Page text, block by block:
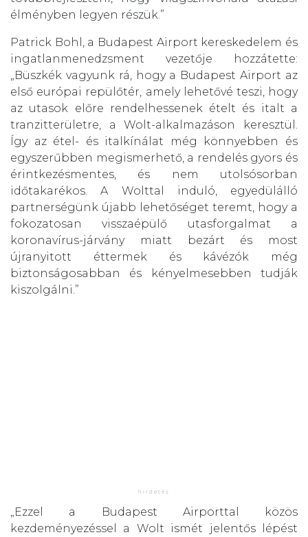
élményben legyen részük.”
Patrick Bohl, a Budapest Airport kereskedelem és
ingatlanmenedzsment vezetője hozzátette:
„Büszkék vagyunk rá, hogy a Budapest Airport az
első európai repülőtér, amely lehetővé teszi, hogy
az utasok előre rendelhessenek ételt és italt a
tranzitterületre, a Wolt-alkalmazáson keresztül.
Így az étel- és italkínálat még könnyebben és
egyszerűbben megismerhető, a rendelés gyors és
érintkezésmentes, és nem utolsósorban
időtakarékos. A Wolttal induló, egyedülálló
partnerségünk újabb lehetőséget teremt, hogy a
fokozatosan visszaépülő utasforgalmat a
koronavírus-járvány miatt bezárt és most
újranyitott éttermek és kávézók még
biztonságosabban és kényelmesebben tudják
kiszolgálni.”
„Ezzel a Budapest Airporttal közös
kezdeményezéssel a Wolt ismét jelentős lépést